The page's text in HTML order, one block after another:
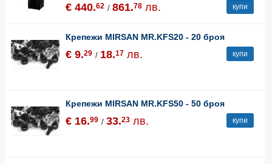
€ 440.62 / 861.78 лв. купи
Крепежи MIRSAN MR.KFS20 - 20 броя
€ 9.29 / 18.17 лв. купи
Крепежи MIRSAN MR.KFS50 - 50 броя
€ 16.99 / 33.23 лв. купи